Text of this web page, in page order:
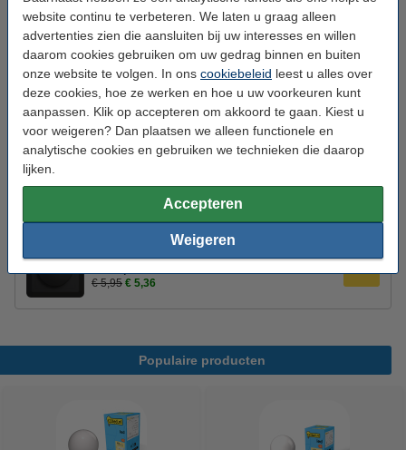
website continu te verbeteren. We laten u graag alleen
advertenties zien die aansluiten bij uw interesses en willen
daarom cookies gebruiken om uw gedrag binnen en buiten
onze website te volgen. In ons cookiebeleid leest u alles over
deze cookies, hoe ze werken en hoe u uw voorkeuren kunt
aanpassen. Klik op accepteren om akkoord te gaan. Kiest u
voor weigeren? Dan plaatsen we alleen functionele en
analytische cookies en gebruiken we technieken die daarop
lijken.
Accepteren
Weigeren
Oud voor nieuw: uw oude apparaat
Bestel mee:
Led dimmer 0-100W | 123led huismerk
€ 19,95 € 17,96
Accessoires:
Dimmerknop incl. centraalplaat en raamwerk |
Wit | 123led huismerk
€ 5,95 € 5,36
Populaire producten